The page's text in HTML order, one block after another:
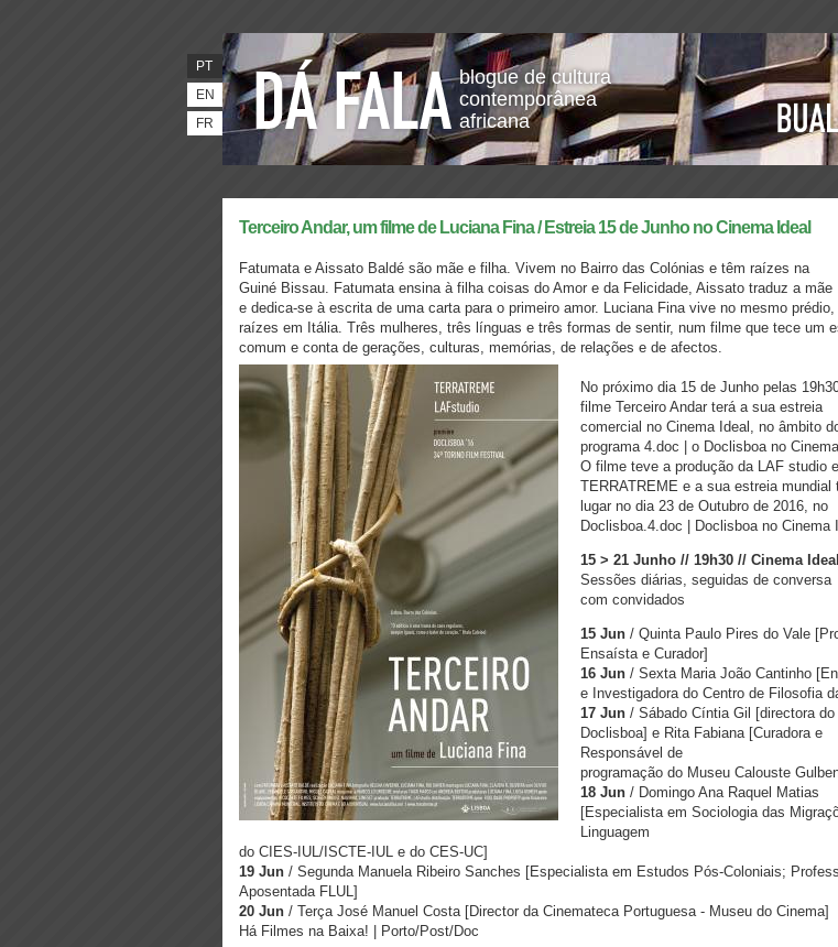
blogue de cultura
contemporânea
africana
PT
EN
FR
Terceiro Andar​, um filme de Luciana Fina / Estreia 15 de Junho no Cinema Ideal
Fatumata e Aissato Baldé são mãe e filha. Vivem no Bairro das Colónias e têm raízes na
Guiné Bissau. Fatumata ensina à filha coisas do Amor e da Felicidade, Aissato traduz a mãe
e dedica-se à escrita de uma carta para o primeiro amor. Luciana Fina vive no mesmo prédio,
raízes em Itália. Três mulheres, três línguas e três formas de sentir, num filme que tece um
comum e conta de gerações, culturas, memórias, de relações e de afectos.
No próximo dia 15 de Junho pelas
filme Terceiro Andar terá a sua estreia
comercial no Cinema Ideal, no âmbito
programa 4.doc | o Doclisboa no
O filme teve a produção da LAF studio e
TERRATREME e a sua estreia mundial
lugar no dia 23 de Outubro de 2016, no
Doclisboa.4.doc | Doclisboa no Cinema
15 > 21 Junho // 19h30 // Cinema
Sessões diárias, seguidas de conversa
com convidados
15 Jun / Quinta​ Paulo Pires do Vale
Ensaísta e Curador]
16 Jun / Sexta ​Maria João Cantinho
e Investigadora do Centro de Filosofia
17 Jun / Sábado Cíntia Gil [directora do
Doclisboa] e Rita Fabiana [Curadora e
Responsável de
programação do Museu Calouste
18 Jun / Domingo ​Ana Raquel Matias
[Especialista em Sociologia das
Linguagem
do CIES-IUL/ISCTE-IUL e do CES-UC]
19 Jun / Segunda ​Manuela Ribeiro Sanches [Especialista em Estudos Pós-Coloniais;
Aposentada FLUL]
20 Jun / Terça​ José Manuel Costa [Director da Cinemateca Portuguesa - Museu do Cinema]
Há Filmes na Baixa!​ |​ Porto/Post/Doc